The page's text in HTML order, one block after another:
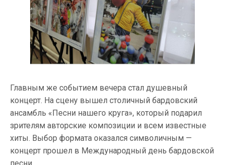
Главным же событием вечера стал душевный
концерт. На сцену вышел столичный бардовский
ансамбль «Песни нашего круга», который подарил
зрителям авторские композиции и всем известные
хиты. Выбор формата оказался символичным —
концерт прошел в Международный день бардовской